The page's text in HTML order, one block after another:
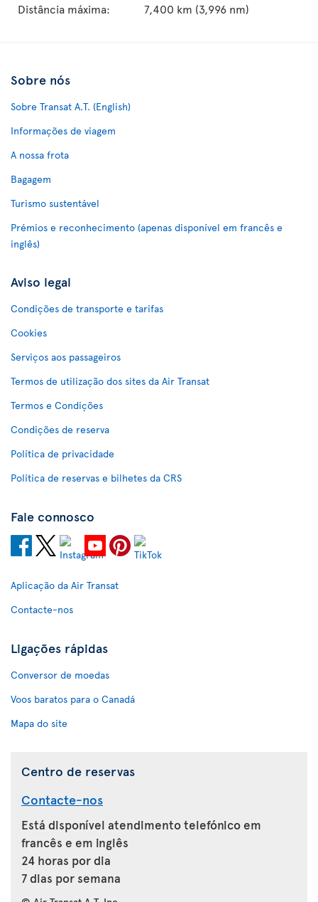
Distância máxima: 7,400 km (3,996 nm)
Sobre nós
Sobre Transat A.T. (English)
Informações de viagem
A nossa frota
Bagagem
Turismo sustentável
Prémios e reconhecimento (apenas disponível em francês e
inglês)
Aviso legal
Condições de transporte e tarifas
Cookies
Serviços aos passageiros
Termos de utilização dos sites da Air Transat
Termos e Condições
Condições de reserva
Política de privacidade
Política de reservas e bilhetes da CRS
Fale connosco
Aplicação da Air Transat
Contacte-nos
Ligações rápidas
Conversor de moedas
Voos baratos para o Canadá
Mapa do site
Centro de reservas
Contacte-nos
Está disponível atendimento telefónico em
francês e em inglês
24 horas por dia
7 dias por semana